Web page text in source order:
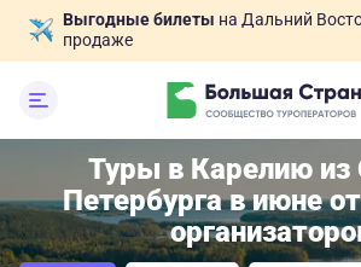
Выгодные билеты на Дальний
продаже
Туры в Карелию из
Петербурга в июне